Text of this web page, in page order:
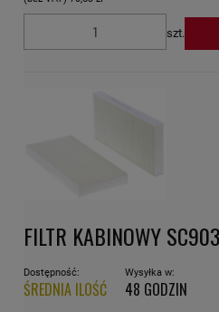
szt.
FILTR KABINOWY
Dostępność:
ŚREDNIA ILOŚĆ
Wysyłka w:
48 GODZIN